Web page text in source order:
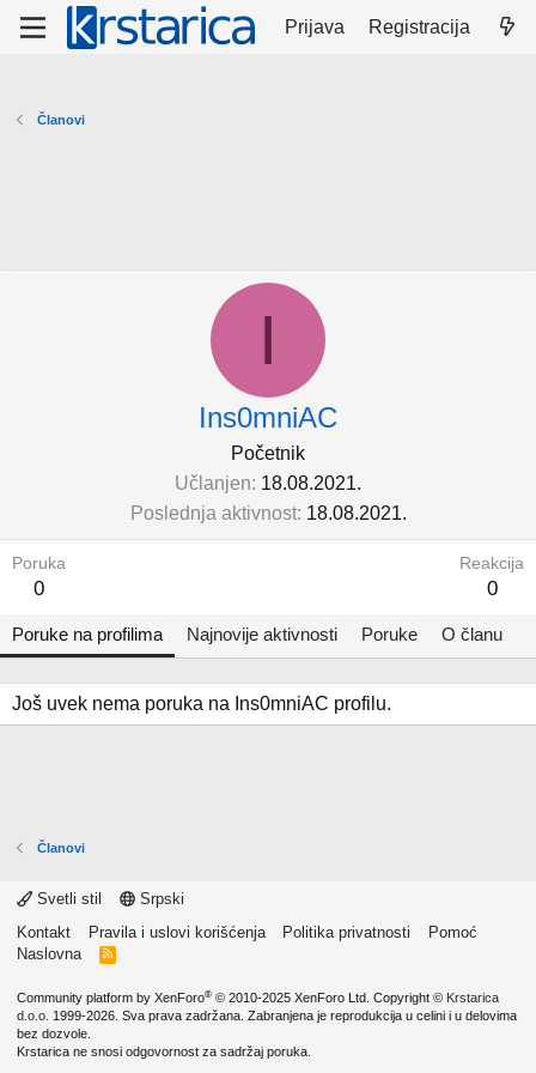
Prijava Registracija
Članovi
I
Ins0mniAC
Početnik
Učlanjen 18.08.2021.
Poslednja aktivnost 18.08.2021.
Poruka
0
Reakcija
0
Poruke na profilima Najnovije aktivnosti Poruke O članu
Još uvek nema poruka na Ins0mniAC profilu.
Članovi
Svetli stil
Srpski
Kontakt
Pravila i uslovi korišćenja Politika privatnosti
Pomoć
Naslovna
R
Community platform by XenForo® © 2010-2025 XenForo Ltd. Copyright © Krstarica
d.o.o. 1999-2026. Sva prava zadržana. Zabranjena je reprodukcija u celini i u delovima
bez dozvole.
Krstarica ne snosi odgovornost za sadržaj poruka.